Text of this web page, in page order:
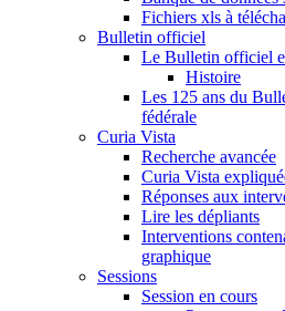
Fichiers xls à
Bulletin officiel
Le Bulletin officiel
Histoire
Les 125 ans du
fédérale
Curia Vista
Recherche avancée
Curia Vista
Réponses aux
Lire les dépliants
Interventions
graphique
Sessions
Session en cours